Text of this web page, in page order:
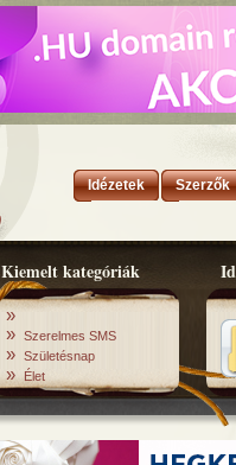
Idézetek Szerzők
Kiemelt kategóriák
»
» Szerelmes SMS
» Születésnap
» Élet